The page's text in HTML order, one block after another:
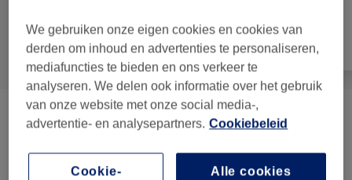
Alle Haar Nagels
Homme - Coupe Et Barbe (9) vanaf €10
Homme Épilation (2)
We gebruiken onze eigen cookies en cookies van
derden om inhoud en advertenties te personaliseren,
mediafuncties te bieden en ons verkeer te
analyseren. We delen ook informatie over het gebruik
van onze website met onze social media-,
advertentie- en analysepartners. Cookiebeleid
Alle cookies
Cookie-